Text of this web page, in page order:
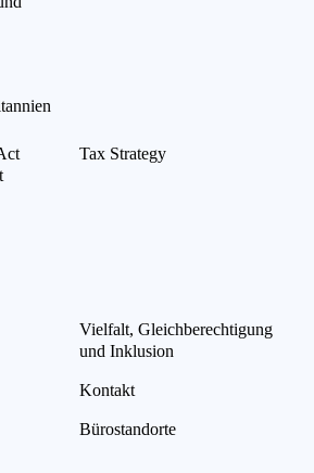
Tax Strategy
Vielfalt, Gleichberechtigung
und Inklusion
Kontakt
Bürostandorte